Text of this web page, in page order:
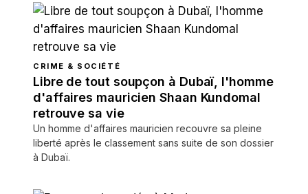
CRIME & SOCIÉTÉ
Libre de tout soupçon à Dubaï, l'homme
d'affaires mauricien Shaan Kundomal
retrouve sa vie
Un homme d'affaires mauricien recouvre sa pleine
liberté après le classement sans suite de son dossier
à Dubaï.